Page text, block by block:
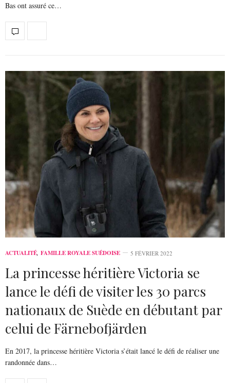
Bas ont assuré ce…
ACTUALITÉ, FAMILLE ROYALE SUÉDOISE 5 FÉVRIER 2022
La princesse héritière Victoria se
lance le défi de visiter les 30 parcs
nationaux de Suède en débutant par
celui de Färnebofjärden
En 2017, la princesse héritière Victoria s’était lancé le défi de réaliser une
randonnée dans…